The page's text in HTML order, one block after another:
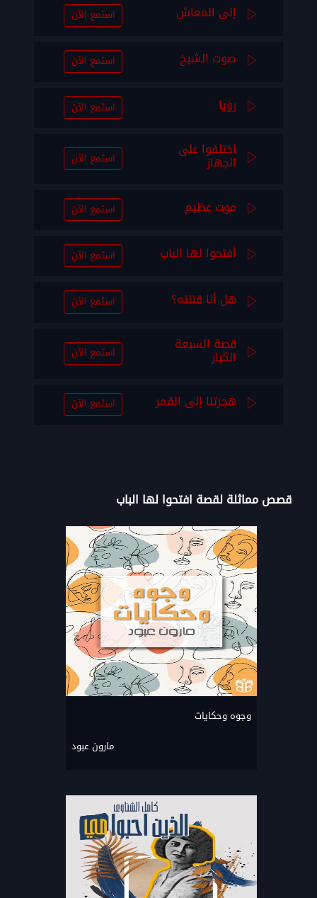
إلى المعاش استمع الآن
صوت الشيخ استمع الآن
رؤيا استمع الآن
اختلفوا على
الجهاز استمع الآن
موت عظيم استمع الآن
أفتحوا لها الباب استمع الآن
هل أنا قتلته؟ استمع الآن
قصة السبعة
الكبار استمع الآن
هجرتنا إلى القمر استمع الآن
قصص مماثلة لقصة افتحوا لها الباب
وجوه وحكايات
مارون عبود